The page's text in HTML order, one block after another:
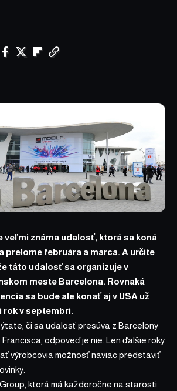
veľmi známa udalosť, ktorá sa koná
prelome februára a marca. A určite
táto udalosť sa organizuje v
meste Barcelona. Rovnaká
sa bude ale konať aj v USA už
rok v septembri.
či sa udalosť presúva z Barcelony
odpoveď je nie. Len ďalšie roky
výrobcovia možnosť naviac predstaviť
ktorá má každoročne na starosti